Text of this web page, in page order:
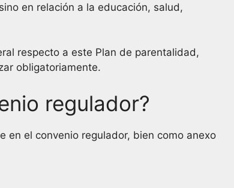
en relación a la educación, salud,
respecto a este Plan de parentalidad,
obligatoriamente.
regulador?
en el convenio regulador, bien como anexo